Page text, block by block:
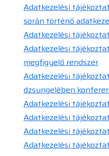
Adatkezelési
során történő
Adatkezelési
Adatkezelési
megfigyelő rendszer
Adatkezelési
dzsungelében
Adatkezelési
Adatkezelési
Adatkezelési
Adatkezelési